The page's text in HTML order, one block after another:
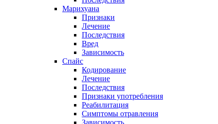
Марихуана
Признаки
Лечение
Последствия
Вред
Зависимость
Спайс
Кодирование
Лечение
Последствия
Признаки употребления
Реабилитация
Симптомы отравления
Зависимость